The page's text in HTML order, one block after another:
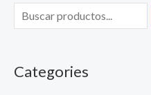
Categories